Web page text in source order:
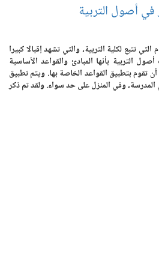
أصول التربية
تتبع لكلية التربية، والتي تشهد إقبالا كبيرا
التربية بأنها المبادئ والقواعد الأساسية
تقوم بتطبيق القواعد الخاصة بها. ويتم تطبيق
المدرسة، وفي المنزل على حد سواء. ولقد تم ذكر